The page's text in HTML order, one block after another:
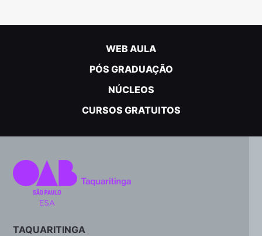
WEB AULA
PÓS GRADUAÇÃO
NÚCLEOS
CURSOS GRATUITOS
TAQUARITINGA